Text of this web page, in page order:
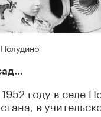
году в селе
в